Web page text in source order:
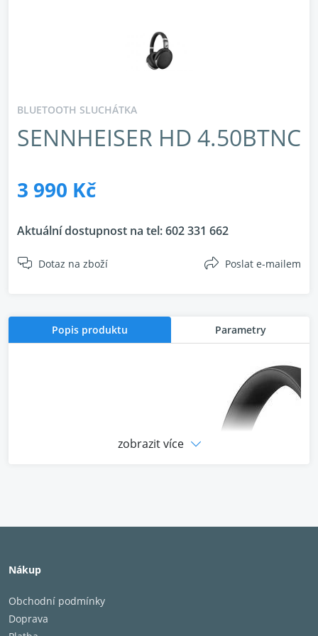
BLUETOOTH SLUCHÁTKA
SENNHEISER HD 4.50BTNC
3 990 Kč
Aktuální dostupnost na tel:602 331 662
Dotaz na zboží Poslat e-mailem
Popis produktu Parametry
zobrazit více
Nákup
Obchodní podmínky
Doprava